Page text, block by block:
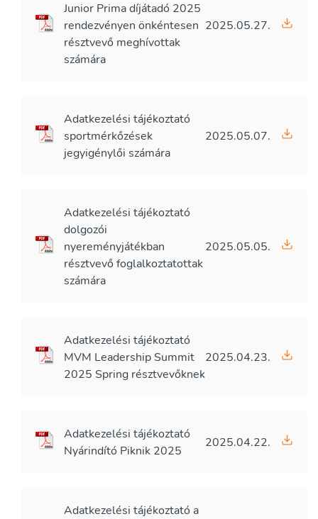
Junior Prima díjátadó 2025
rendezvényen önkéntesen
résztvevő meghívottak
számára
2025.05.27.
Adatkezelési tájékoztató
sportmérkőzések
jegyigénylői számára
2025.05.07.
Adatkezelési tájékoztató
dolgozói
nyereményjátékban
résztvevő foglalkoztatottak
számára
2025.05.05.
Adatkezelési tájékoztató
MVM Leadership Summit
2025 Spring résztvevőknek
2025.04.23.
Adatkezelési tájékoztató
Nyárindító Piknik 2025
2025.04.22.
Adatkezelési tájékoztató a